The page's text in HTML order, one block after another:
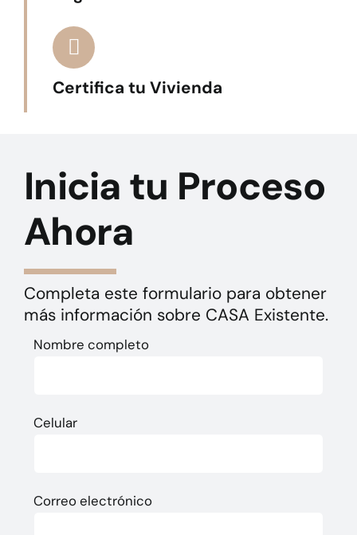
Certifica tu Vivienda
Inicia tu Proceso
Ahora
Completa este formulario para obtener
más información sobre CASA Existente.
Nombre completo
Celular
Correo electrónico